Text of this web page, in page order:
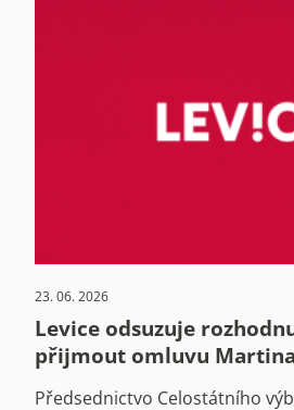
23. 06. 2026
Levice odsuzuje
přijmout omluvu
Předsednictvo Celostátního